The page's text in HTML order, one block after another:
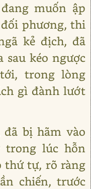
muốn ập
phương, thi
kẻ địch, đã
kéo ngược
trong lòng
gì đành lướt
bị hãm vào
trong lúc hỗn
thứ tự, rõ ràng
chiến, trước